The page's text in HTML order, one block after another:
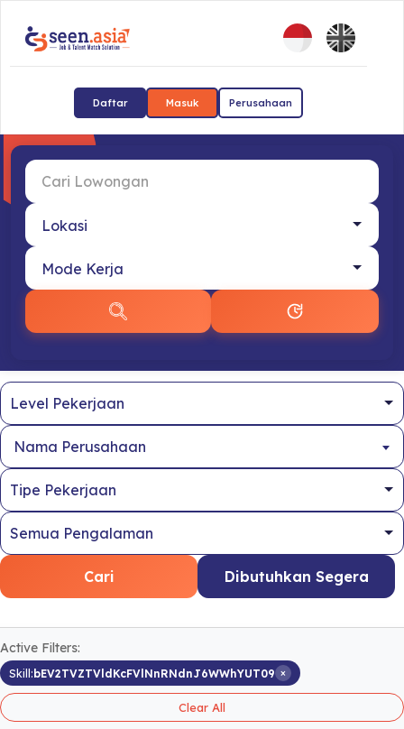
Daftar Masuk Perusahaan
Nama Perusahaan
Cari Dibutuhkan Segera
Active Filters:
Skill:bEV2TVZTVldKcFVlNnRNdnJ6WWhYUT09 ×
Clear All